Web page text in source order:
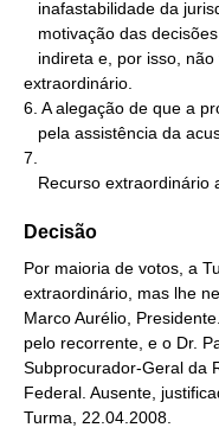
extraordinário.
6. A alegação de que a
7.
Recurso
Decisão
Por maioria de votos, a
extraordinário, mas lhe
Marco Aurélio,
pelo recorrente, e o Dr.
Subprocurador-Geral da
Federal. Ausente,
Turma, 22.04.2008.